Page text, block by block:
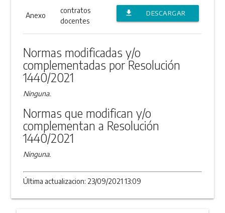
Anexo
contratos
docentes
file_download
DESCARGAR
Normas modificadas y/o
complementadas por Resolución
1440/2021
Ninguna.
Normas que modifican y/o
complementan a Resolución
1440/2021
Ninguna.
Última actualizacion: 23/09/2021 13:09